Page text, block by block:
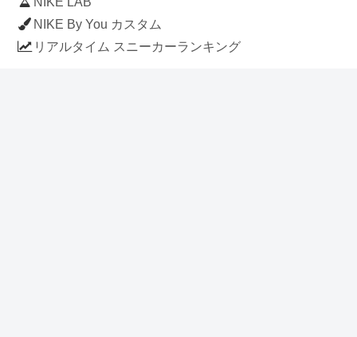
NIKE By You カスタム
リアルタイム スニーカーランキング